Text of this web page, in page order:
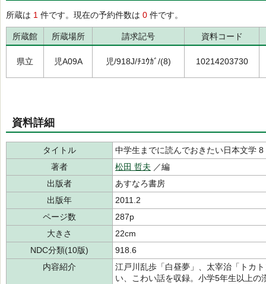
所蔵は 1 件です。現在の予約件数は 0 件です。
所蔵館 所蔵場所 請求記号 資料コード
県立 児A09A 児/918J/ﾁﾕｳｶﾞ/(8) 10214203730
資料詳細
タイトル
中学生までに読んでおきたい日本文学 8
著者
松田 哲夫 ／編
出版者
あすなろ書房
出版年
2011.2
ページ数
287p
大きさ
22cm
NDC分類(10版)
918.6
内容紹介
江戸川乱歩「白昼夢」、太宰治「トカ
い、こわい話を収録。小学5年生以上